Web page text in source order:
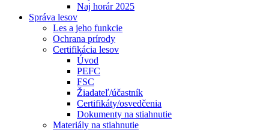
Naj horár 2025
Správa lesov
Les a jeho funkcie
Ochrana prírody
Certifikácia lesov
Úvod
PEFC
FSC
Žiadateľ/účastník
Certifikáty/osvedčenia
Dokumenty na stiahnutie
Materiály na stiahnutie